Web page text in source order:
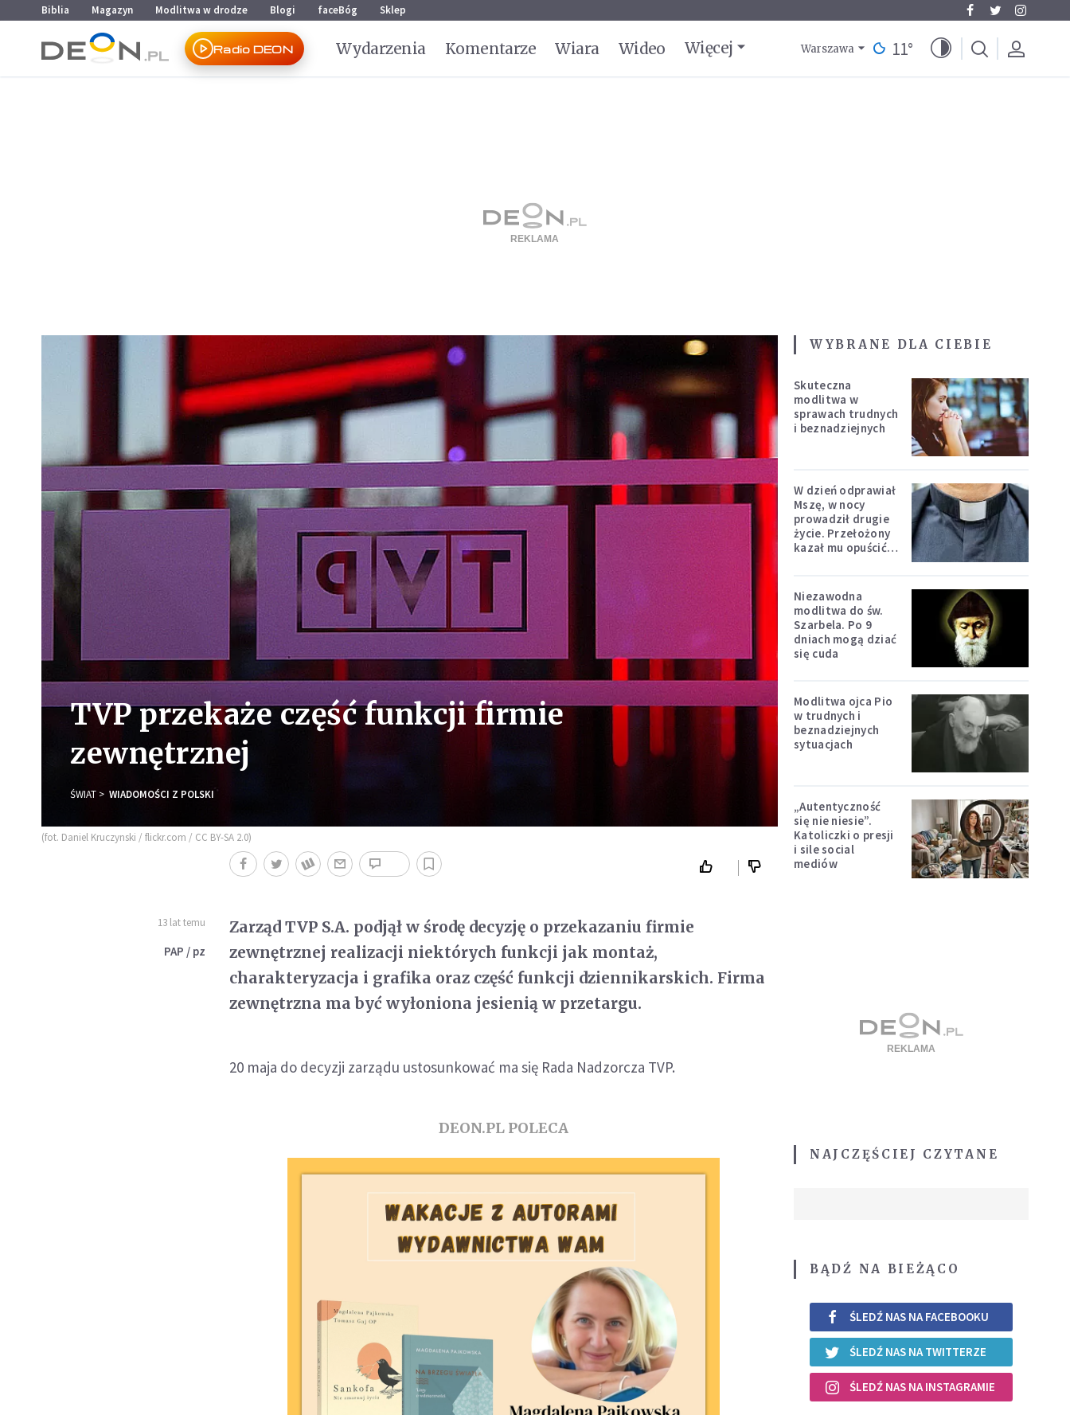
Przejdź do menu głównego
Przejdź do treści
Biblia Magazyn Modlitwa w drodze Blogi faceBóg Sklep
Radio DEON Wydarzenia Komentarze Wiara Wideo Więcej Warszawa 11°
TVP przekaże część funkcji firmie
zewnętrznej
ŚWIAT WIADOMOŚCI Z POLSKI
(fot. Daniel Kruczynski / flickr.com / CC BY-SA 2.0)
13 lat temu
PAP / pz
Zarząd TVP S.A. podjął w środę decyzję o przekazaniu firmie
zewnętrznej realizacji niektórych funkcji jak montaż,
charakteryzacja i grafika oraz część funkcji dziennikarskich. Firma
zewnętrzna ma być wyłoniona jesienią w przetargu.
20 maja do decyzji zarządu ustosunkować ma się Rada Nadzorcza TVP.
DEON.PL POLECA
WYBRANE DLA CIEBIE
Skuteczna
modlitwa w
sprawach trudnych
i beznadziejnych
W dzień odprawiał
Mszę, w nocy
prowadził drugie
życie. Przełożony
kazał mu opuścić
Niezawodna
modlitwa do św.
Szarbela. Po 9
dniach mogą dziać
się cuda
Modlitwa ojca Pio
w trudnych i
beznadziejnych
sytuacjach
„Autentyczność
się nie niesie”.
Katoliczki o presji
i sile social
mediów
NAJCZĘŚCIEJ CZYTANE
BĄDŹ NA BIEŻĄCO
ŚLEDŹ NAS NA FACEBOOKU
ŚLEDŹ NAS NA TWITTERZE
ŚLEDŹ NAS NA INSTAGRAMIE